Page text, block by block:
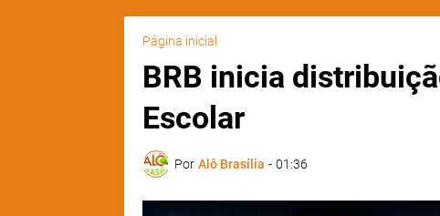
Página inicial
BRB inicia
Escolar
Por Alô Brasília - 01:36